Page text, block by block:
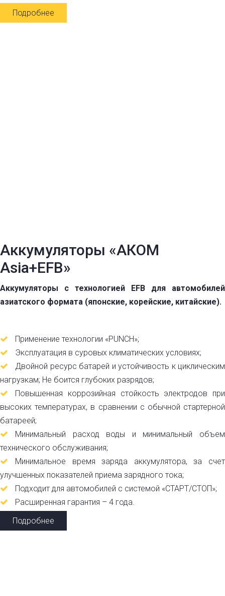
Подробнее
Аккумуляторы «АКОМ
Asia+EFB»
Аккумуляторы с технологией EFB для автомобилей
азиатского формата (японские, корейские, китайские).
Применение технологии «PUNCH»;
Эксплуатация в суровых климатических условиях;
Двойной ресурс батарей и устойчивость к циклическим
нагрузкам; Не боится глубоких разрядов;
Повышенная коррозийная стойкость электродов при
высоких температурах, в сравнении с обычной стартерной
батареей;
Минимальный расход воды и минимальный объем
технического обслуживания;
Минимальное время заряда аккумулятора, за счет
улучшенных показателей приема зарядного тока;
Подходит для автомобилей с системой «СТАРТ/СТОП»;
Расширенная гарантия – 4 года.
Подробнее